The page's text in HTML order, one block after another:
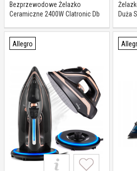
Bezprzewodowe Żelazko
Ceramiczne 2400W Clatronic Db
Duża
Allegro